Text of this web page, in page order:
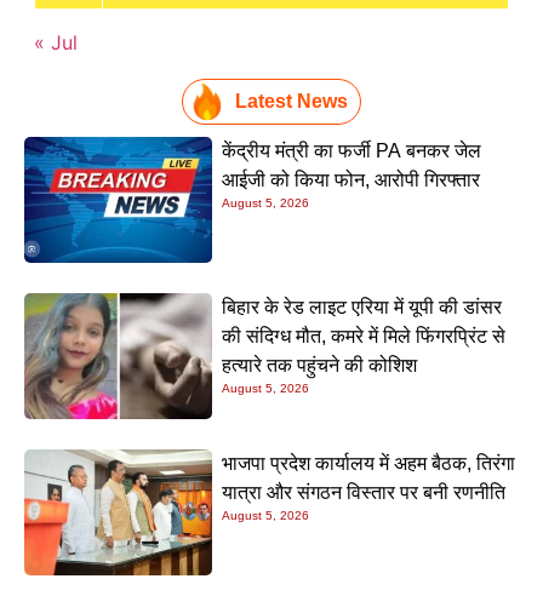
« Jul
Latest News
केंद्रीय मंत्री का फर्जी PA बनकर जेल
आईजी को किया फोन, आरोपी गिरफ्तार
August 5, 2026
बिहार के रेड लाइट एरिया में यूपी की डांसर
की संदिग्ध मौत, कमरे में मिले फिंगरप्रिंट से
हत्यारे तक पहुंचने की कोशिश
August 5, 2026
भाजपा प्रदेश कार्यालय में अहम बैठक, तिरंगा
यात्रा और संगठन विस्तार पर बनी रणनीति
August 5, 2026